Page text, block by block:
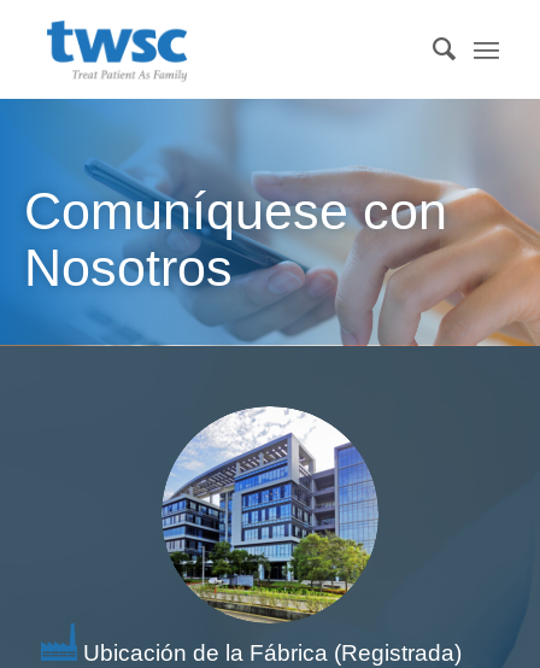
Comuníquese con
Nosotros
Ubicación de la Fábrica (Registrada)